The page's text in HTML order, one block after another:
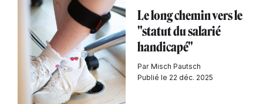
Le long chemin vers le
"statut du salarié
handicapé"
Par Misch Pautsch
Publié le 22 déc. 2025